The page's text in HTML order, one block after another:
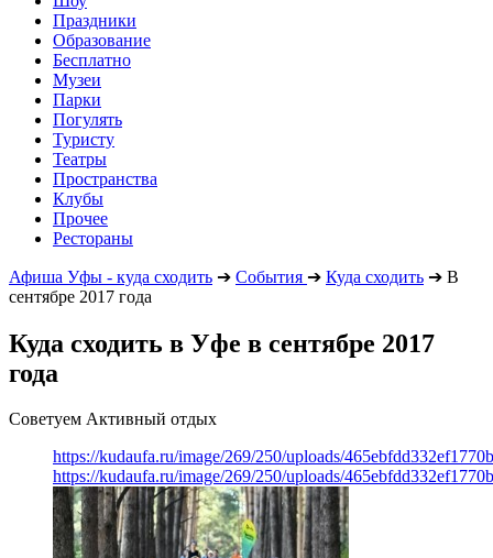
Праздники
Образование
Бесплатно
Музеи
Парки
Погулять
Туристу
Театры
Пространства
Клубы
Прочее
Рестораны
Афиша Уфы - куда сходить ➔ События ➔ Куда сходить ➔ В
сентябре 2017 года
Куда сходить в Уфе в сентябре 2017
года
Советуем Активный отдых
https://kudaufa.ru/image/269/250/uploads/
https://kudaufa.ru/image/269/250/uploads/